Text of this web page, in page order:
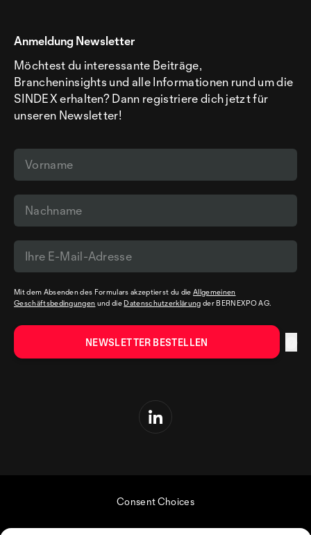
Anmeldung Newsletter
Möchtest du interessante Beiträge,
Brancheninsights und alle Informationen rund um die
SINDEX erhalten? Dann registriere dich jetzt für
unseren Newsletter!
Mit dem Absenden des Formulars akzeptierst du dieAllgemeinen
Geschäftsbedingungen und die Datenschutzerklärung der BERNEXPO AG.
Consent Choices